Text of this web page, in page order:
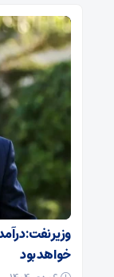
وزیر نفت:
خواهد بود